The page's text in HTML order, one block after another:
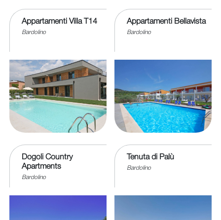
Appartamenti Villa T14
Bardolino
Appartamenti Bellavista
Bardolino
Dogoli Country
Apartments
Bardolino
Tenuta di Palù
Bardolino